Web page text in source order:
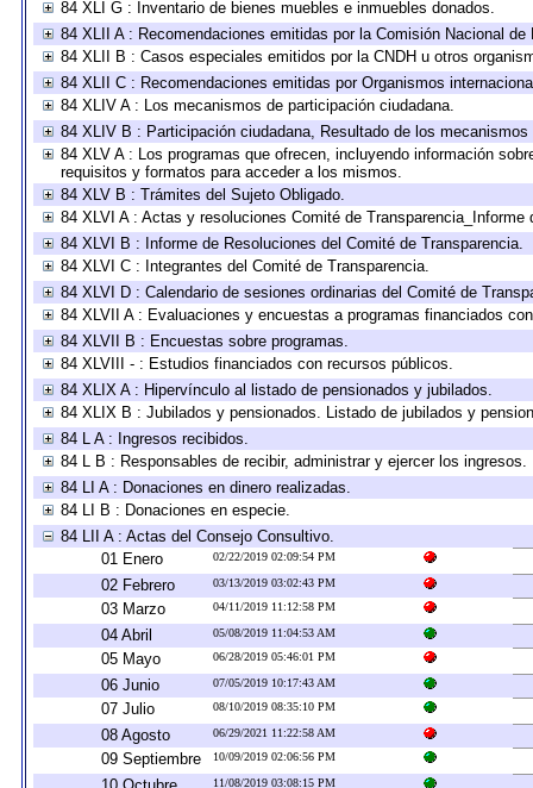
84 XLI G : Inventario de bienes muebles e inmuebles donados.
84 XLII A : Recomendaciones emitidas por la Comisión Nacional de
84 XLII B : Casos especiales emitidos por la CNDH u otros
84 XLII C : Recomendaciones emitidas por Organismos
84 XLIV A : Los mecanismos de participación ciudadana.
84 XLIV B : Participación ciudadana, Resultado de los
84 XLV A : Los programas que ofrecen, incluyendo información
requisitos y formatos para acceder a los mismos.
84 XLV B : Trámites del Sujeto Obligado.
84 XLVI A : Actas y resoluciones Comité de
84 XLVI B : Informe de Resoluciones del Comité de Transparencia.
84 XLVI C : Integrantes del Comité de Transparencia.
84 XLVI D : Calendario de sesiones ordinarias del Comité de
84 XLVII A : Evaluaciones y encuestas a programas financiados
84 XLVII B : Encuestas sobre programas.
84 XLVIII - : Estudios financiados con recursos públicos.
84 XLIX A : Hipervínculo al listado de pensionados y jubilados.
84 XLIX B : Jubilados y pensionados. Listado de jubilados y
84 L A : Ingresos recibidos.
84 L B : Responsables de recibir, administrar y ejercer los ingresos.
84 LI A : Donaciones en dinero realizadas.
84 LI B : Donaciones en especie.
84 LII A : Actas del Consejo Consultivo.
01 Enero
02/22/2019 02:09:54 PM
02 Febrero 03/13/2019 03:02:43 PM
03 Marzo 04/11/2019 11:12:58 PM
04 Abril 05/08/2019 11:04:53 AM
05 Mayo 06/28/2019 05:46:01 PM
06 Junio 07/05/2019 10:17:43 AM
07 Julio 08/10/2019 08:35:10 PM
08 Agosto 06/29/2021 11:22:58 AM
09 Septiembre 10/09/2019 02:06:56 PM
11/08/2019 03:08:15 PM